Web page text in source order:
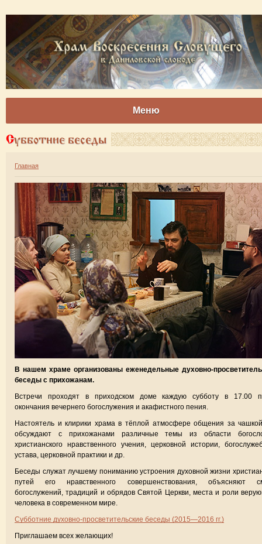
Меню
Субботние беседы
Главная
В нашем храме организованы еженедельные духовно-
беседы с прихожанам.
Встречи проходят в приходском доме каждую субботу в 17.00
окончания вечернего богослужения и акафистного пения.
Настоятель и клирики храма в тёплой атмосфере общения за
обсуждают с прихожанами различные темы из области
христианского нравственного учения, церковной истории,
устава, церковной практики и др.
Беседы служат лучшему пониманию устроения духовной жизни
путей его нравственного совершенствования, объясняют
богослужений, традиций и обрядов Святой Церкви, места и роли
человека в современном мире.
Субботние духовно-просветительские беседы (2015—2016 гг.)
Приглашаем всех желающих!